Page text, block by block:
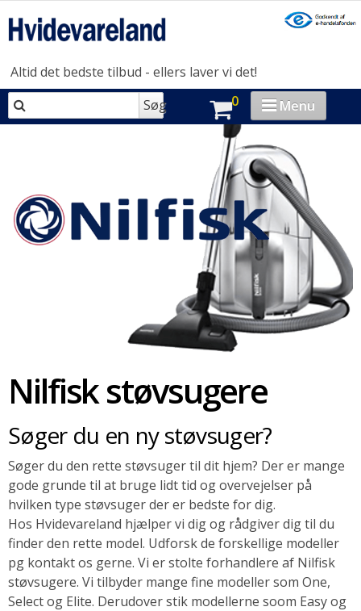
Altid det bedste tilbud - ellers laver vi det!
Søg
0 Menu
MADLAVNING
KØL & FRYS
SOMMERUDSALG
Nilfisk støvsugere
Søger du en ny støvsuger?
Søger du den rette støvsuger til dit hjem? Der er mange
gode grunde til at bruge lidt tid og overvejelser på
hvilken type støvsuger der er bedste for dig.
Hos Hvidevareland hjælper vi dig og rådgiver dig til du
finder den rette model. Udforsk de forskellige modeller
pg kontakt os gerne. Vi er stolte forhandlere af Nilfisk
støvsugere. Vi tilbyder mange fine modeller som One,
Select og Elite. Derudover stik modellerne soom Easy og